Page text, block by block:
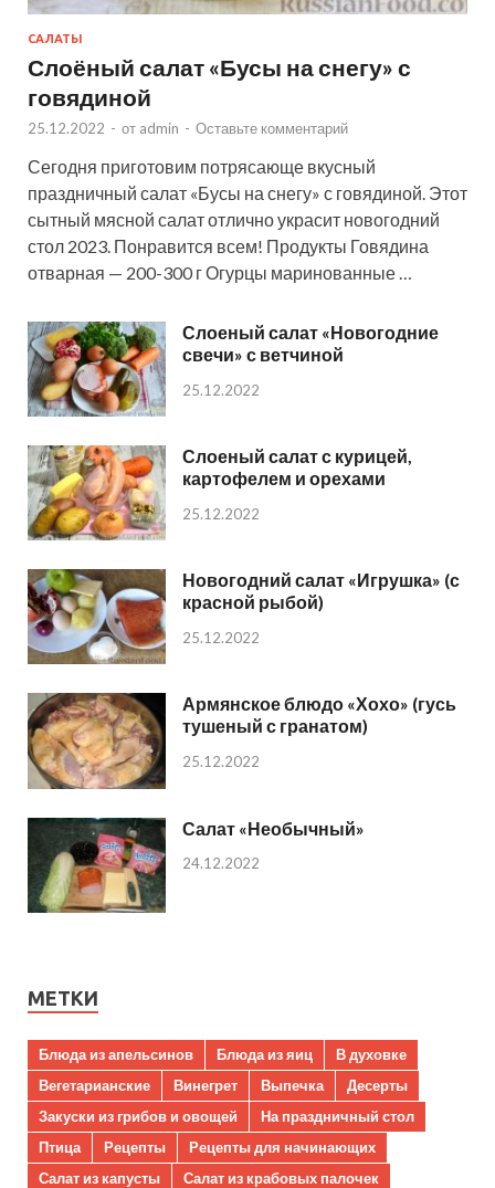
САЛАТЫ
Слоёный салат «Бусы на снегу» с
говядиной
25.12.2022 - от admin - Оставьте комментарий
Сегодня приготовим потрясающе вкусный
праздничный салат «Бусы на снегу» с говядиной. Этот
сытный мясной салат отлично украсит новогодний
стол 2023. Понравится всем! Продукты Говядина
отварная — 200-300 г Огурцы маринованные …
Слоеный салат «Новогодние
свечи» с ветчиной
25.12.2022
Слоеный салат с курицей,
картофелем и орехами
25.12.2022
Новогодний салат «Игрушка» (с
красной рыбой)
25.12.2022
Армянское блюдо «Хохо» (гусь
тушеный с гранатом)
25.12.2022
Салат «Необычный»
24.12.2022
МЕТКИ
Блюда из апельсинов Блюда из яиц
В духовке
Вегетарианские
Винегрет Выпечка
Десерты
Закуски из грибов и овощей
На праздничный стол
Птица
Рецепты
Рецепты для начинающих
Салат из капусты
Салат из крабовых палочек